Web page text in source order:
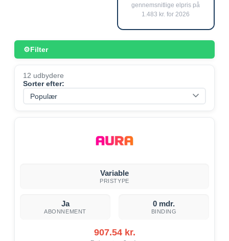
gennemsnitlige elpris på
1.483 kr. for 2026
Filter
12 udbydere
Sorter efter:
Variable
PRISTYPE
Ja
ABONNEMENT
0 mdr.
BINDING
907.54 kr.